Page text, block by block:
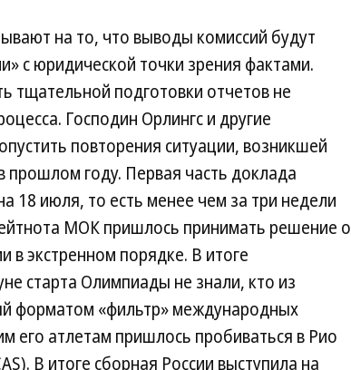
на то, что выводы комиссий будут
с юридической точки зрения фактами.
тщательной подготовки отчетов не
Господин Орлингс и другие
повторения ситуации, возникшей
году. Первая часть доклада
18 июля, то есть менее чем за три недели
МОК пришлось принимать решение о
в экстренном порядке. В итоге
старта Олимпиады не знали, кто из
форматом «фильтр» международных
атлетам пришлось пробиваться в Рио
В итоге сборная России выступила на